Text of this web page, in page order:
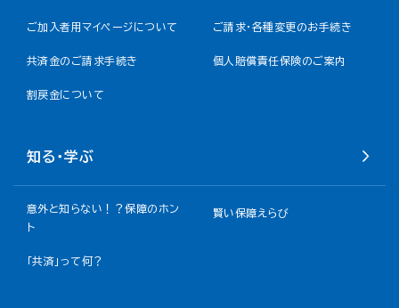
ご加入者用マイページについて ご請求・各種変更のお手続き
共済金のご請求手続き 個人賠償責任保険のご案内
割戻金について​
知る・学ぶ
意外と知らない！？保障のホン
ト
賢い保障えらび
「共済」って何？